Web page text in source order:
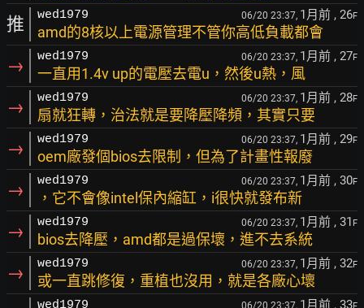
推 wed1979 06/20 23:37, 1月前 , 26F
amd的8核以上電源管理不管你高低負載都會
→ wed1979 06/20 23:37, 1月前 , 27F
一直用1.4v up的電壓去電u，然後u熱，風
→ wed1979 06/20 23:37, 1月前 , 28F
扇就狂轉，治法就是要降壓降頻，其實只要
→ wed1979 06/20 23:37, 1月前 , 29F
oem廠發個bios去限制，但為了計畫性報廢
→ wed1979 06/20 23:37, 1月前 , 30F
，它不會像intel保內縮缸，i很快就發布新
→ wed1979 06/20 23:37, 1月前 , 31 F
bios去降壓，amd都是過保壞，進不去系統
→ wed1979 06/20 23:37, 1月前 , 32F
或一直跳修復，重植也沒用，就是各廠心壞
wed1979 06/20 23:37, 1月前 , 33